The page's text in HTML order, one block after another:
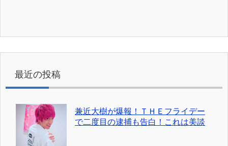
最近の投稿
兼近大樹が爆報！ＴＨＥフライデー
で二度目の逮捕も告白！これは美談